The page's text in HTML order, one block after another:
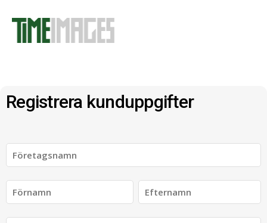
Registrera kunduppgifter